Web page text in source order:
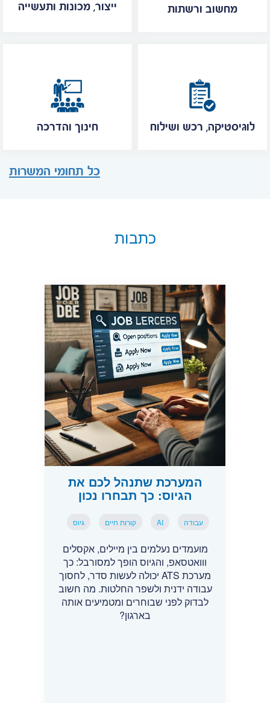
ייצור, מכונות ותעשייה מחשוב ורשתות
חינוך והדרכה לוגיסטיקה, רכש ושילוח
כל תחומי המשרות
כתבות
המערכת שתנהל לכם את
הגיוס: כך תבחרו נכון
עבודה AI קורות חיים גיוס
מועמדים נעלמים בין מיילים, אקסלים
ווואטסאפ, והגיוס הופך למסורבל: כך
מערכת ATS יכולה לעשות סדר, לחסוך
עבודה ידנית ולשפר החלטות. מה חשוב
לבדוק לפני שבוחרים ומטמיעים אותה
בארגון?